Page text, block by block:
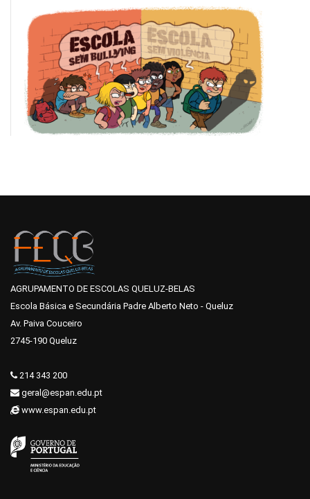
AGRUPAMENTO DE ESCOLAS QUELUZ-BELAS
Escola Básica e Secundária Padre Alberto Neto - Queluz
Av. Paiva Couceiro
2745-190 Queluz
214 343 200
geral@espan.edu.pt
www.espan.edu.pt